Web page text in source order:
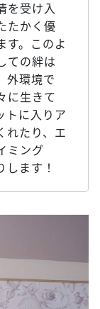
を受け入
たかく優
す。このよ
ての絆は
外環境で
に生きて
トに入りア
れたり、エ
ミング
ます！